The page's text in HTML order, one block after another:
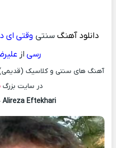
دانلود آهنگ سنتی وقتی
رسی از
آهنگ های سنتی و کلاسیک (قدیمی)
در سایت بزرگ
Alireza Eftekhari